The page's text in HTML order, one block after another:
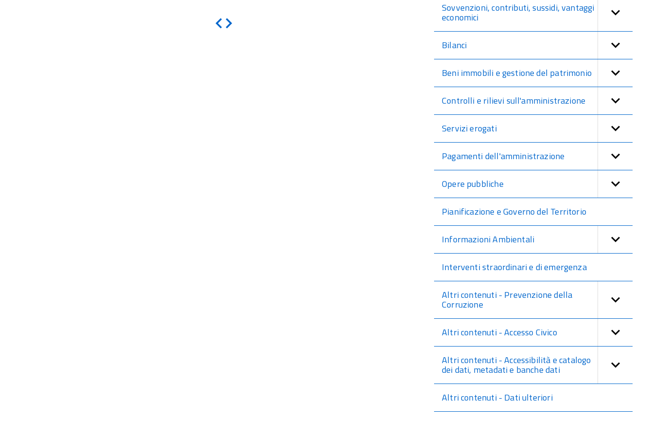
Indietro
Sovvenzioni, contributi, sussidi, vantaggi
economici
Bilanci
Beni immobili e gestione del patrimonio
Controlli e rilievi sull'amministrazione
Servizi erogati
Pagamenti dell'amministrazione
Opere pubbliche
Pianificazione e Governo del Territorio
Informazioni Ambientali
Interventi straordinari e di emergenza
Altri contenuti - Prevenzione della
Corruzione
Altri contenuti - Accesso Civico
Altri contenuti - Accessibilità e catalogo
dei dati, metadati e banche dati
Altri contenuti - Dati ulteriori